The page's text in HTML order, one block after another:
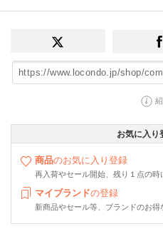
お気に入り
商品のお気に入り登録
再入荷やセール開始、残り１点の
マイブランドの登録
新商品やセール等、ブランドのお